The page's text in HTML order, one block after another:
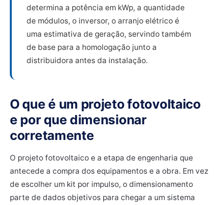
determina a potência em kWp, a quantidade
de módulos, o inversor, o arranjo elétrico é
uma estimativa de geração, servindo também
de base para a homologação junto a
distribuidora antes da instalação.
O que é um projeto fotovoltaico
e por que dimensionar
corretamente
O projeto fotovoltaico e a etapa de engenharia que
antecede a compra dos equipamentos e a obra. Em vez
de escolher um kit por impulso, o dimensionamento
parte de dados objetivos para chegar a um sistema